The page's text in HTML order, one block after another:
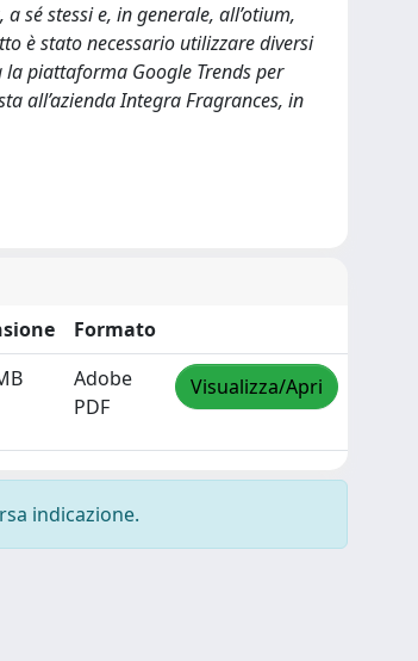
sé stessi e, in generale, all’otium,
è stato necessario utilizzare diversi
piattaforma Google Trends per
all’azienda Integra Fragrances, in
Formato
Adobe
PDF
Visualizza/Apri
indicazione.